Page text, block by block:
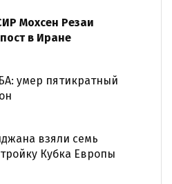
Мохсен Резаи
в Иране
умер пятикратный
взяли семь
Кубка Европы